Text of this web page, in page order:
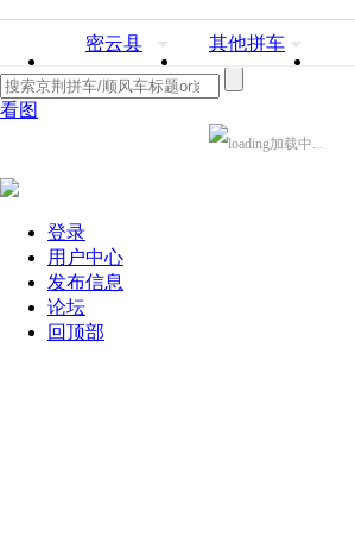
密云县 其他拼车
看图
加载中...
登录
用户中心
发布信息
论坛
回顶部